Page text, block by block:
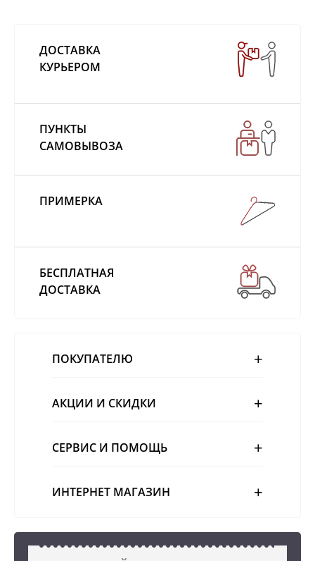
ДОСТАВКА
КУРЬЕРОМ
ПУНКТЫ
САМОВЫВОЗА
ПРИМЕРКА
БЕСПЛАТНАЯ
ДОСТАВКА
ПОКУПАТЕЛЮ
АКЦИИ И СКИДКИ
СЕРВИС И ПОМОЩЬ
ИНТЕРНЕТ МАГАЗИН